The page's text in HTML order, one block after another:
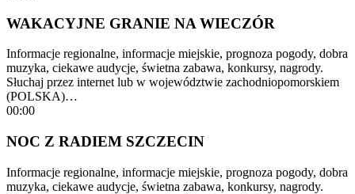
WAKACYJNE GRANIE NA WIECZÓR
Informacje regionalne, informacje miejskie, prognoza pogody, dobra
muzyka, ciekawe audycje, świetna zabawa, konkursy, nagrody.
Słuchaj przez internet lub w województwie zachodniopomorskiem
(POLSKA)…
00:00
NOC Z RADIEM SZCZECIN
Informacje regionalne, informacje miejskie, prognoza pogody, dobra
muzyka, ciekawe audycje, świetna zabawa, konkursy, nagrody.